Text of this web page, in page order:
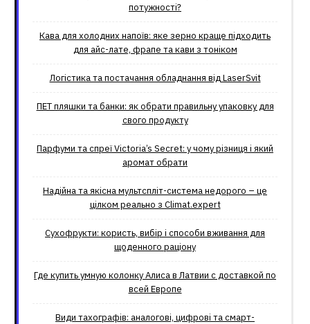
потужності?
Кава для холодних напоїв: яке зерно краще підходить
для айс-лате, фрапе та кави з тоніком
Логістика та постачання обладнання від LaserSvit
ПЕТ пляшки та банки: як обрати правильну упаковку для
свого продукту
Парфуми та спреї Victoria’s Secret: у чому різниця і який
аромат обрати
Надійна та якісна мультспліт-система недорого – це
цілком реально з Climat.еxpert
Сухофрукти: користь, вибір і способи вживання для
щоденного раціону
Где купить умную колонку Алиса в Латвии с доставкой по
всей Европе
Види тахографів: аналогові, цифрові та смарт-